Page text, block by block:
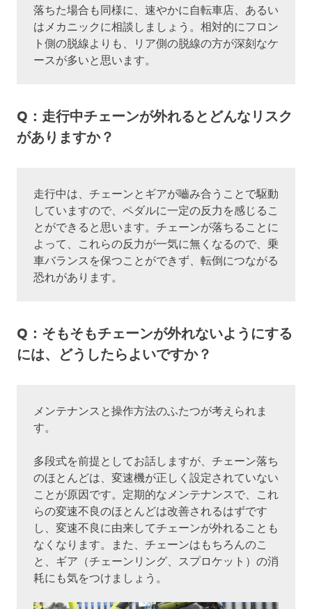
落ちた場合も同様に、速やかに自転車店、あるい
はメカニックに相談しましょう。相対的にフロン
ト側の脱線よりも、リア側の脱線の方が深刻なケ
ースが多いと思います。
Q：走行中チェーンが外れるとどんなリスク
がありますか？
走行中は、チェーンとギアが嚙み合うことで駆動
していますので、ペダルに一定の反力を感じるこ
とができると思います。チェーンが落ちることに
よって、これらの反力が一気に無くなるので、乗
車バランスを保つことができず、転倒につながる
恐れがあります。
Q：そもそもチェーンが外れないようにする
には、どうしたらよいですか？
メンテナンスと操作方法のふたつが考えられま
す。
多段式を前提としてお話しますが、チェーン落ち
のほとんどは、変速機が正しく設定されていない
ことが原因です。定期的なメンテナンスで、これ
らの変速不良のほとんどは改善されるはずです
し、変速不良に由来してチェーンが外れることも
なくなります。また、チェーンはもちろんのこ
と、ギア（チェーンリング、スプロケット）の消
耗にも気をつけましょう。